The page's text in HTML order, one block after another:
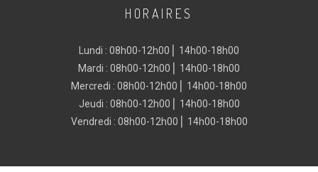
HORAIRES
Lundi : 08h00-12h00 ⎜ 14h00-18h00
Mardi : 08h00-12h00 ⎜ 14h00-18h00
Mercredi : 08h00-12h00 ⎜ 14h00-18h00
Jeudi : 08h00-12h00 ⎜ 14h00-18h00
Vendredi : 08h00-12h00 ⎜ 14h00-18h00